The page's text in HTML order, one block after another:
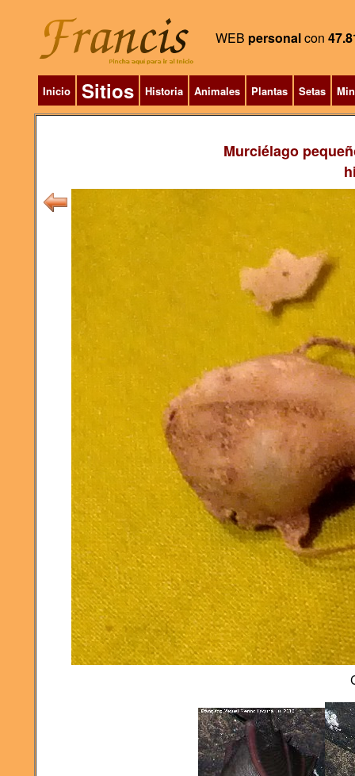
WEB personalcon
Inicio Sitios Historia Animales Plantas Setas
Murciélago